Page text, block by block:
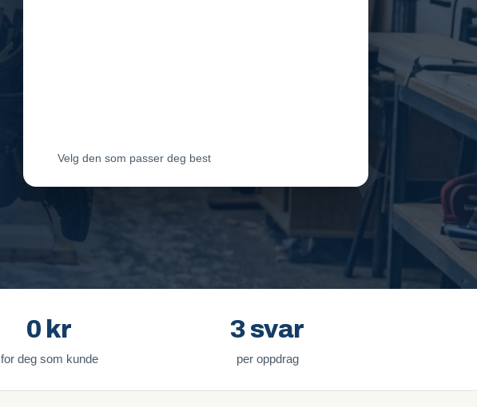
Velg den som passer deg best
0 kr
for deg som kunde
3 svar
per oppdrag